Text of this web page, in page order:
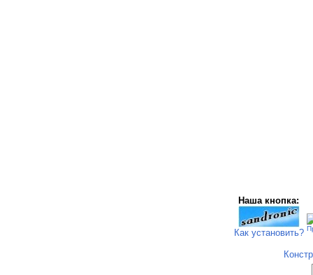
Наша кнопка:
Как установить?